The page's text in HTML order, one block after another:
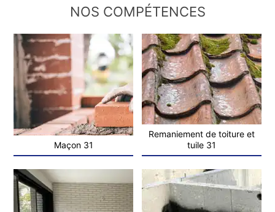
NOS COMPÉTENCES
Maçon 31
Remaniement de toiture et
tuile 31